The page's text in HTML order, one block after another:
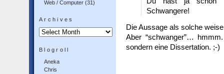
Web / Computer (31)
Archives
Archives
Blogroll
Aneka
Chris
Schwangere!
Die Aussage als solche
Aber “schwanger”…
sondern eine Dissertation. ;-)